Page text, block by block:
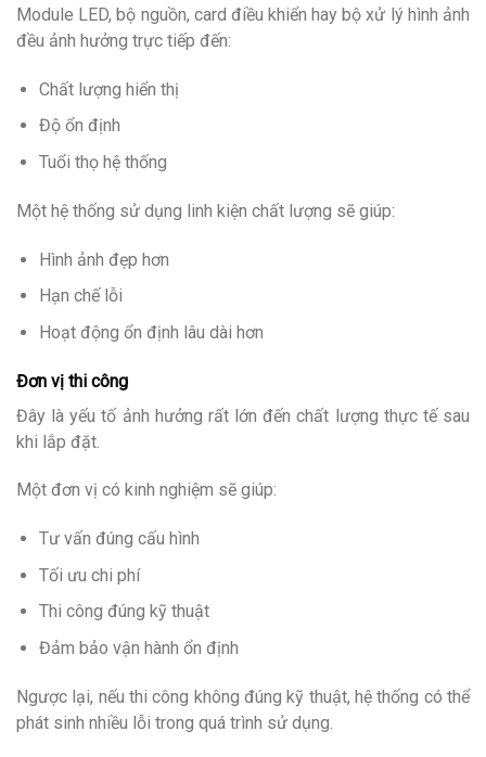
Module LED, bộ nguồn, card điều khiển hay bộ xử lý hình ảnh
đều ảnh hưởng trực tiếp đến:
Chất lượng hiển thị
Độ ổn định
Tuổi thọ hệ thống
Một hệ thống sử dụng linh kiện chất lượng sẽ giúp:
Hình ảnh đẹp hơn
Hạn chế lỗi
Hoạt động ổn định lâu dài hơn
Đơn vị thi công
Đây là yếu tố ảnh hưởng rất lớn đến chất lượng thực tế sau
khi lắp đặt.
Một đơn vị có kinh nghiệm sẽ giúp:
Tư vấn đúng cấu hình
Tối ưu chi phí
Thi công đúng kỹ thuật
Đảm bảo vận hành ổn định
Ngược lại, nếu thi công không đúng kỹ thuật, hệ thống có thể
phát sinh nhiều lỗi trong quá trình sử dụng.